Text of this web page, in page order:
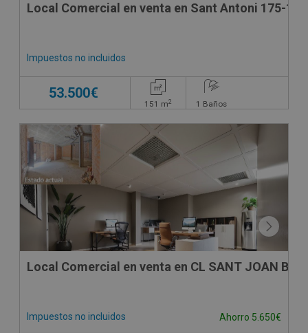
Local Comercial en venta en Sant Antoni 175-
Impuestos no incluidos
53.500€
151 m2 1 Baños
Local Comercial en venta en CL SANT JOAN
Impuestos no incluidos Ahorro 5.650€